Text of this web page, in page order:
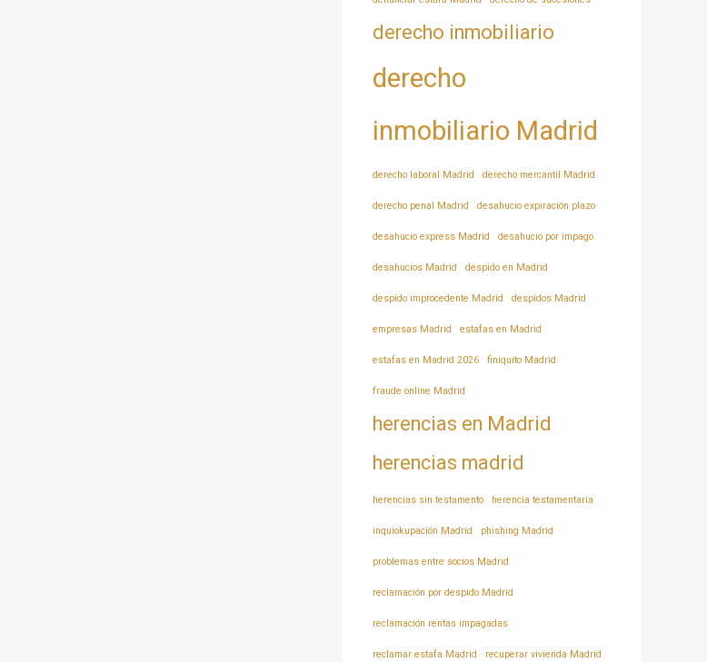
derecho inmobiliario
derecho
inmobiliario Madrid
derecho laboral Madrid derecho mercantil Madrid
derecho penal Madrid desahucio expiración plazo
desahucio express Madrid desahucio por impago
desahucios Madrid despido en Madrid
despido improcedente Madrid despidos Madrid
empresas Madrid estafas en Madrid
estafas en Madrid 2026 finiquito Madrid
fraude online Madrid
herencias en Madrid
herencias madrid
herencias sin testamento herencia testamentaria
inquiokupación Madrid phishing Madrid
problemas entre socios Madrid
reclamación por despido Madrid
reclamación rentas impagadas
reclamar estafa Madrid recuperar vivienda Madrid